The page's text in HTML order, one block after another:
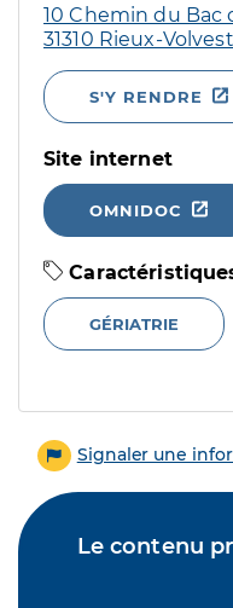
10 Chemin du Bac
31310 Rieux-
S'Y RENDRE
Site internet
OMNIDOC
GÉRIATRIE
Signaler une
Le contenu